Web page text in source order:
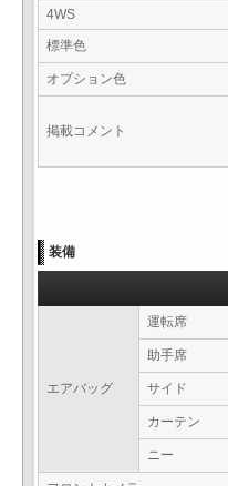
4WS
標準色
オプション色
掲載コメント
装備
エアバッグ
運転席
助手席
サイド
カーテン
ニー